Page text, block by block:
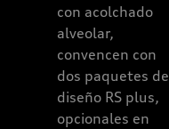
con acolchado
alveolar,
convencen con
dos paquetes de
diseño RS plus,
opcionales en